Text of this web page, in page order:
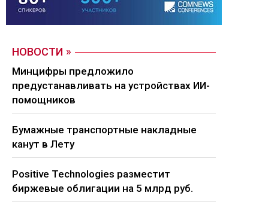
НОВОСТИ
Минцифры предложило
предустанавливать на устройствах ИИ-
помощников
Бумажные транспортные накладные
канут в Лету
Positive Technologies разместит
биржевые облигации на 5 млрд руб.